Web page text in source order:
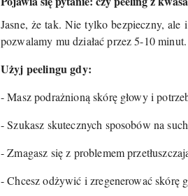
Jasne, że tak. Nie tylko bezpieczny, ale
pozwalamy mu działać przez 5-10
Użyj peelingu gdy:
- Masz podrażnioną skórę głowy i
- Szukasz skutecznych sposobów na
- Zmagasz się z problemem
- Chcesz odżywić i zregenerować skórę